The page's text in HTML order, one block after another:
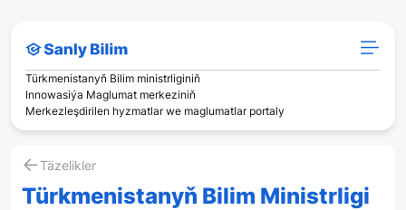
Türkmenistanyň Bilim ministrliginiň
Innowasiýa Maglumat merkeziniň
Merkezleşdirilen hyzmatlar we maglumatlar portaly
Täzelikler
Türkmenistanyň Bilim Ministrligi